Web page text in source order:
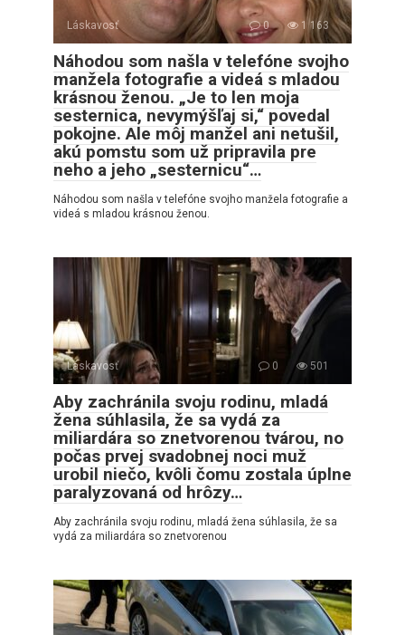
Láskavosť 0 1 163
Náhodou som našla v telefóne svojho
manžela fotografie a videá s mladou
krásnou ženou. „Je to len moja
sesternica, nevymýšľaj si,“ povedal
pokojne. Ale môj manžel ani netušil,
akú pomstu som už pripravila pre
neho a jeho „sesternicu“…
Náhodou som našla v telefóne svojho manžela fotografie a
videá s mladou krásnou ženou.
Láskavosť 0 501
Aby zachránila svoju rodinu, mladá
žena súhlasila, že sa vydá za
miliardára so znetvorenou tvárou, no
počas prvej svadobnej noci muž
urobil niečo, kvôli čomu zostala úplne
paralyzovaná od hrôzy…
Aby zachránila svoju rodinu, mladá žena súhlasila, že sa
vydá za miliardára so znetvorenou